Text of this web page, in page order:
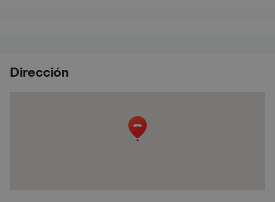
Dirección